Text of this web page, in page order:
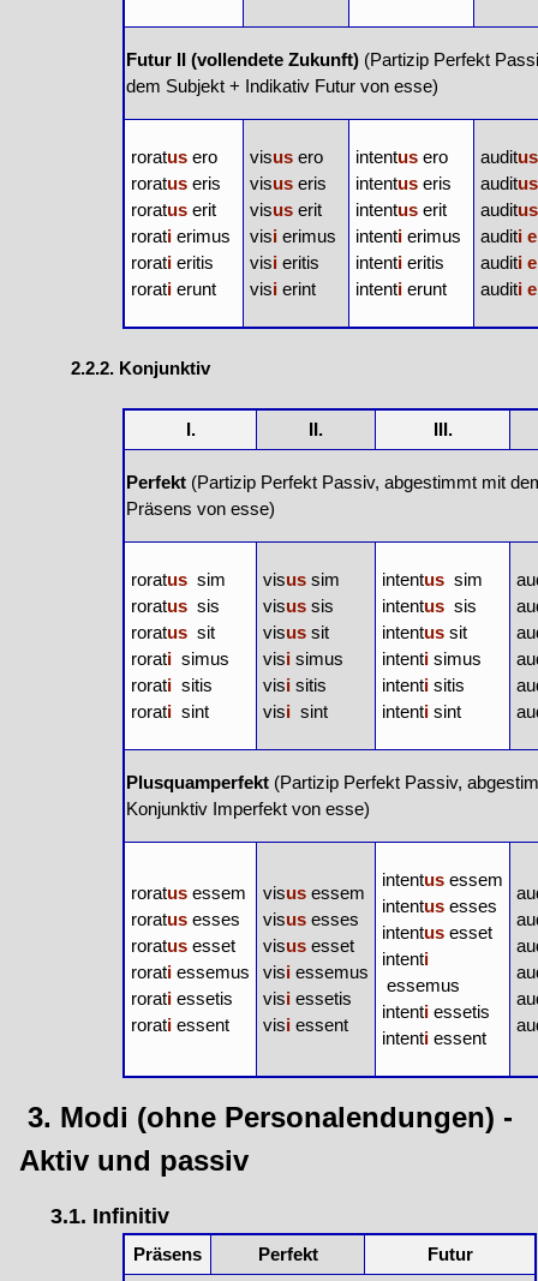
Futur II (vollendete Zukunft) (Partizip Perfekt
dem Subjekt + Indikativ Futur vonesse)
roratus ero
roratus eris
roratus erit
rorati erimus
rorati eritis
rorati erunt
visusero
visus eris
visus erit
visi erimus
visi eritis
visi erint
intentus ero
intentus eris
intentus erit
intenti erimus
intenti eritis
intenti erunt
auditus
auditus
auditus
auditi
auditi
auditi
2.2.2. Konjunktiv
I. II. III.
Perfekt (Partizip Perfekt Passiv, abgestimmt mit
Präsens von esse)
roratus sim
roratus sis
roratus sit
rorati simus
rorati sitis
rorati sint
visus sim
visus sis
visus sit
visi simus
visi sitis
visi sint
intentus sim
intentus sis
intentus sit
intenti simus
intenti sitis
intenti sint
Plusquamperfekt (Partizip Perfekt Passiv,
Konjunktiv Imperfekt von esse)
roratus essem
roratus esses
roratus esset
rorati essemus
rorati essetis
rorati essent
visusessem
visus esses
visus esset
visi essemus
visi essetis
visi essent
intentus essem
intentus esses
intentus esset
intenti
essemus
intenti essetis
intenti essent
3. Modi (ohne Personalendungen) -
Aktiv und passiv
3.1. Infinitiv
Präsens Perfekt
Futur